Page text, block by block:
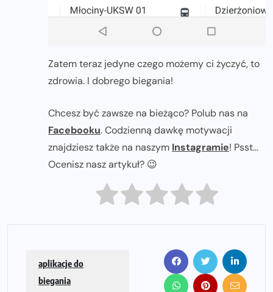
Zatem teraz jedyne czego możemy ci życzyć, to
zdrowia. I dobrego biegania!
Chcesz być zawsze na bieżąco? Polub nas na
Facebooku. Codzienną dawkę motywacji
znajdziesz także na naszym Instagramie! Psst...
Ocenisz nasz artykuł? 😉
aplikacje do
biegania